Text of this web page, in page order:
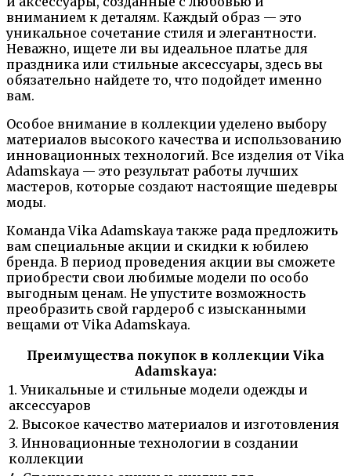
вниманием к деталям. Каждый образ — это
уникальное сочетание стиля и элегантности.
Неважно, ищете ли вы идеальное платье для
праздника или стильные аксессуары, здесь вы
обязательно найдете то, что подойдет именно
вам.
Особое внимание в коллекции уделено выбору
материалов высокого качества и использованию
инновационных технологий. Все изделия от Vika
Adamskaya — это результат работы лучших
мастеров, которые создают настоящие шедевры
моды.
Команда Vika Adamskaya также рада предложить
вам специальные акции и скидки к юбилею
бренда. В период проведения акции вы сможете
приобрести свои любимые модели по особо
выгодным ценам. Не упустите возможность
преобразить свой гардероб с изысканными
вещами от Vika Adamskaya.
Преимущества покупок в коллекции Vika
Adamskaya:
1. Уникальные и стильные модели одежды и
аксессуаров
2. Высокое качество материалов и изготовления
3. Инновационные технологии в создании
коллекции